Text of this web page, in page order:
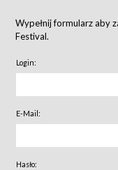
Wypełnij formularz aby
Festival.
Login:
E-Mail:
Hasło: